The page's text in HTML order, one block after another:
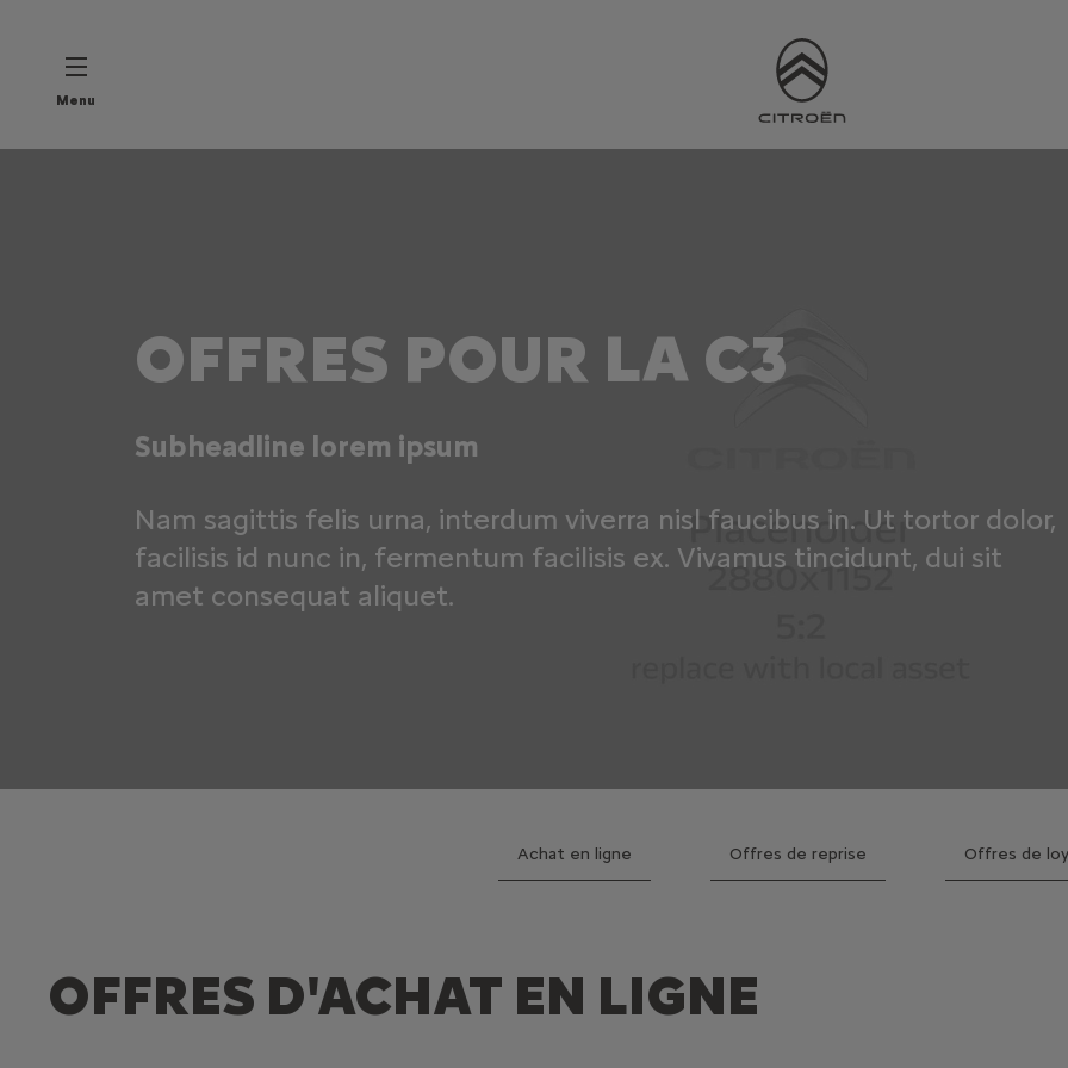
Menu
OFFRES POUR LA C3
Subheadline lorem ipsum
Nam sagittis felis urna, interdum viverra nisl faucibus in. Ut tortor dolor,
facilisis id nunc in, fermentum facilisis ex. Vivamus tincidunt, dui sit
amet consequat aliquet.
Achat en ligne Offres de reprise Offres de
OFFRES D'ACHAT EN LIGNE